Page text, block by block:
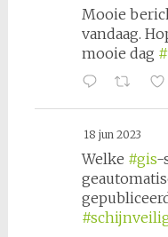
Mooie
vandaag.
mooie dag
18 jun 2023
Welke #gis-